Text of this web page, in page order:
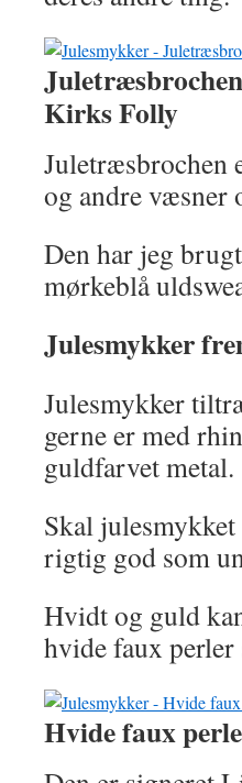
Kirks Folly
Juletræsbrochen
og andre væsner
Den har jeg
mørkeblå
Julesmykker
Julesmykker
gerne er med
guldfarvet metal.
Skal
rigtig god som
Hvidt og guld
hvide faux perler
Hvide faux